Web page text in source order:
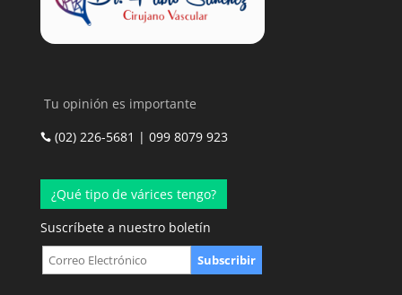
Tu opinión es importante
(02) 226-5681 | 099 8079 923
¿Qué tipo de várices tengo?
Suscríbete a nuestro boletín